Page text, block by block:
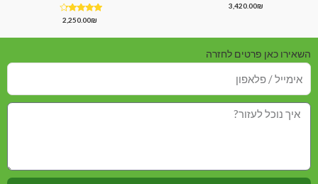
דורג
3,420.00₪
דורג
2,250.00₪
השאירו כאן פרטים לחזרה